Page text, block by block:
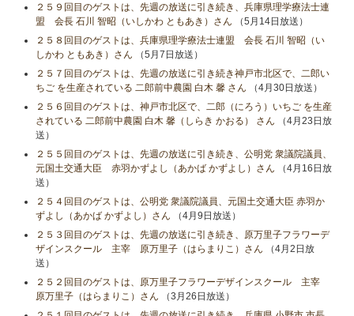
２５９回目のゲストは、先週の放送に引き続き、兵庫県理学療法士連
盟 会長 石川 智昭（いしかわ ともあき）さん （5月14日放送）
２５８回目のゲストは、兵庫県理学療法士連盟 会長 石川 智昭（い
しかわ ともあき）さん （5月7日放送）
２５７回目のゲストは、先週の放送に引き続き神戸市北区で、二郎い
ちご を生産されている 二郎前中農園 白木 馨 さん （4月30日放送）
２５６回目のゲストは、神戸市北区で、二郎（にろう）いちご を生産
されている 二郎前中農園 白木 馨（しらき かおる） さん （4月23日放
送）
２５５回目のゲストは、先週の放送に引き続き、公明党 衆議院議員、
元国土交通大臣 赤羽かずよし（あかば かずよし）さん （4月16日放
送）
２５４回目のゲストは、公明党 衆議院議員、元国土交通大臣 赤羽か
ずよし（あかば かずよし）さん （4月9日放送）
２５３回目のゲストは、先週の放送に引き続き、原万里子フラワーデ
ザインスクール 主宰 原万里子（はらまりこ）さん （4月2日放
送）
２５２回目のゲストは、原万里子フラワーデザインスクール 主宰
原万里子（はらまりこ）さん （3月26日放送）